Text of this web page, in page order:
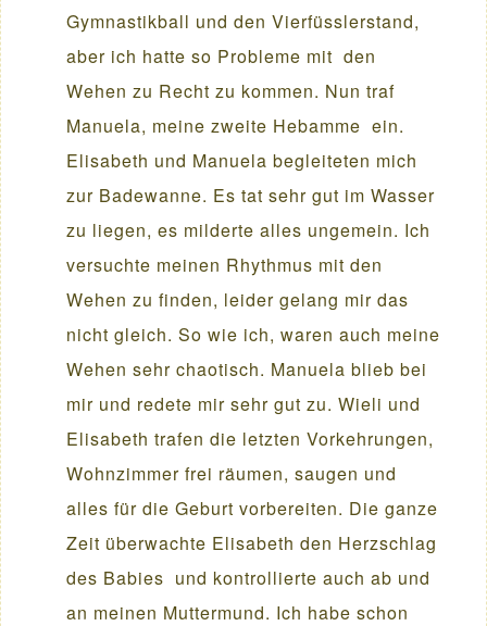
Gymnastikball und den Vierfüsslerstand,
aber ich hatte so Probleme mit den
Wehen zu Recht zu kommen. Nun traf
Manuela, meine zweite Hebamme ein.
Elisabeth und Manuela begleiteten mich
zur Badewanne. Es tat sehr gut im Wasser
zu liegen, es milderte alles ungemein. Ich
versuchte meinen Rhythmus mit den
Wehen zu finden, leider gelang mir das
nicht gleich. So wie ich, waren auch meine
Wehen sehr chaotisch. Manuela blieb bei
mir und redete mir sehr gut zu. Wieli und
Elisabeth trafen die letzten Vorkehrungen,
Wohnzimmer frei räumen, saugen und
alles für die Geburt vorbereiten. Die ganze
Zeit überwachte Elisabeth den Herzschlag
des Babies und kontrollierte auch ab und
an meinen Muttermund. Ich habe schon